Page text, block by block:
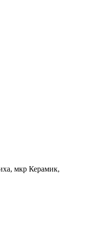
мкр Керамик,